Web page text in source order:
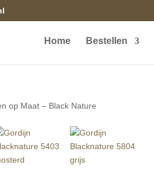
Home Bestellen
op Maat – Black Nature